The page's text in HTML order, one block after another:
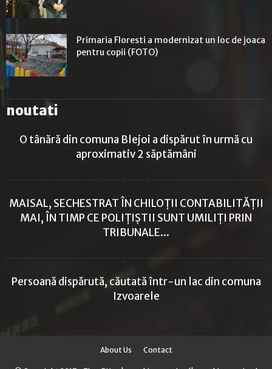
Primaria Floresti a modernizat un loc de joaca
pentru copii (FOTO)
noutati
O tânără din comuna Blejoi a dispărut în urmă cu
aproximativ 2 săptămâni
MAISAL, SECHESTRAT ÎN CHILOȚII CONTABILITĂȚII
MAI, ÎN TIMP CE POLIȚIȘTII SUNT UMILIȚI PRIN
TRIBUNALE...
Persoană dispărută, căutată într-un lac din comuna
Izvoarele
About Us Contact